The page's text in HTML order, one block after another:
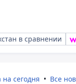
в сравнении
сегодня Все